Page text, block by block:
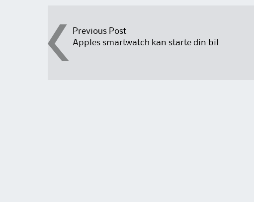
Post
navigation
Previous Post
Apples smartwatch kan starte din bil